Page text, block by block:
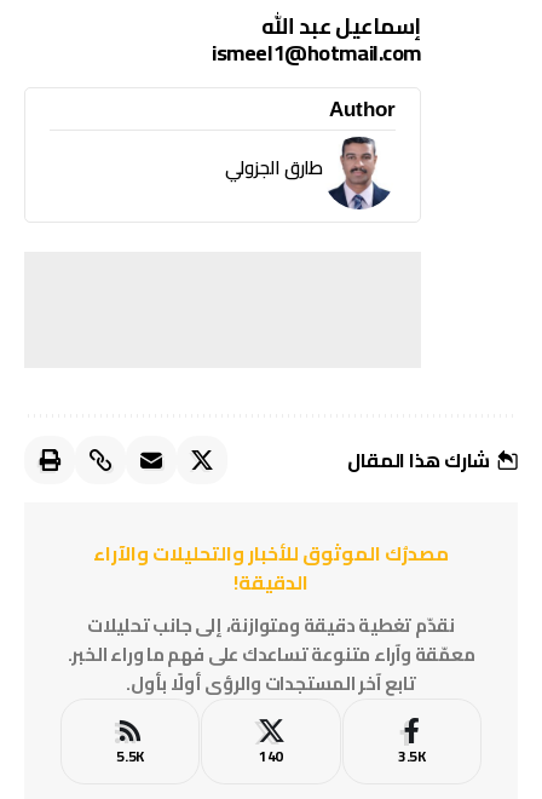
إسماعيل عبد الله
ismeel1@hotmail.com
Author
طارق الجزولي
شارك هذا المقال
مصدرُك الموثوق للأخبار والتحليلات والآراء
الدقيقة!
نقدّم تغطية دقيقة ومتوازنة، إلى جانب تحليلات
معمّقة وآراء متنوعة تساعدك على فهم ما وراء الخبر.
تابع آخر المستجدات والرؤى أولًا بأول.
3.5K
140
5.5K